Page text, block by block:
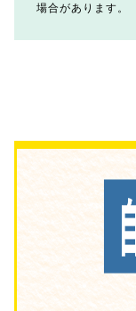
場合があります。